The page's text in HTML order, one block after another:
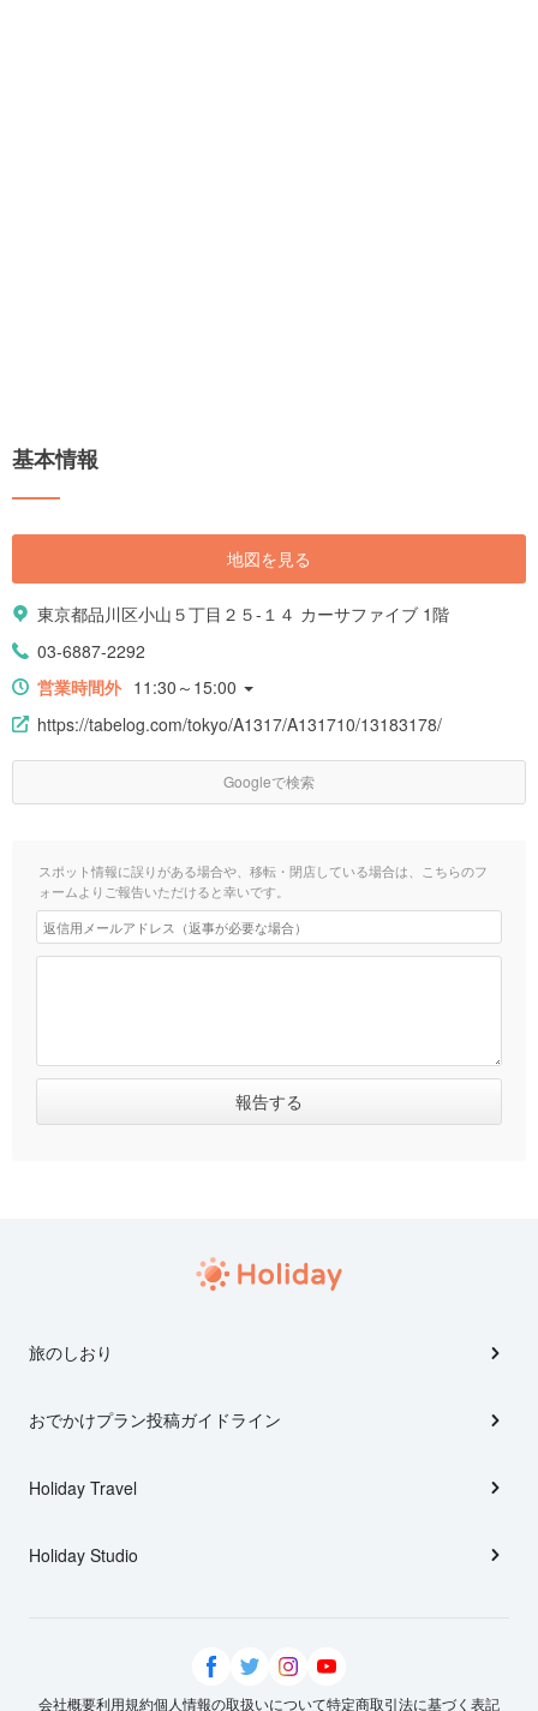
基本情報
地図を見る
東京都品川区小山５丁目２５-１４ カーサファイブ 1階
03-6887-2292
営業時間外 11:30～15:00
https://tabelog.com/tokyo/A1317/A131710/13183178/
Googleで検索
スポット情報に誤りがある場合や、移転・閉店している場合は、こちらのフ
ォームよりご報告いただけると幸いです。
旅のしおり
おでかけプラン投稿ガイドライン
Holiday Travel
Holiday Studio
会社概要利用規約個人情報の取扱いについて特定商取引法に基づく表記